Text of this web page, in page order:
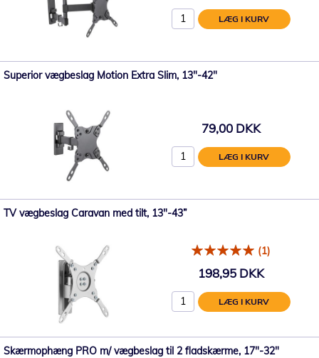
LÆG I KURV
Superior vægbeslag Motion Extra Slim, 13"-42"
79,00 DKK
LÆG I KURV
TV vægbeslag Caravan med tilt, 13"-43”
(1)
198,95 DKK
LÆG I KURV
Skærmophæng PRO m/ vægbeslag til 2 fladskærme, 17"-32"